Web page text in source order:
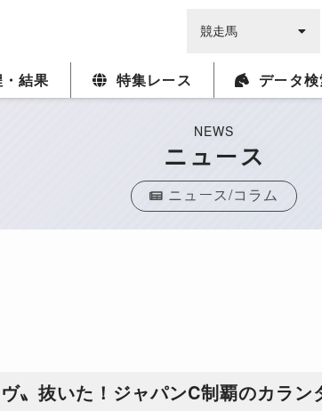
・結果 特集レース データ
NEWS
ニュース
ニュース/コラム
〟抜いた！ジャパンC制覇のカラ